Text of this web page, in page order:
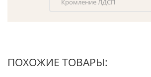
ПОХОЖИЕ ТОВАРЫ: